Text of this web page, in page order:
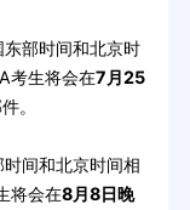
部时间和北京时
考生将会在7月25
。
间和北京时间相
将会在8月8日晚